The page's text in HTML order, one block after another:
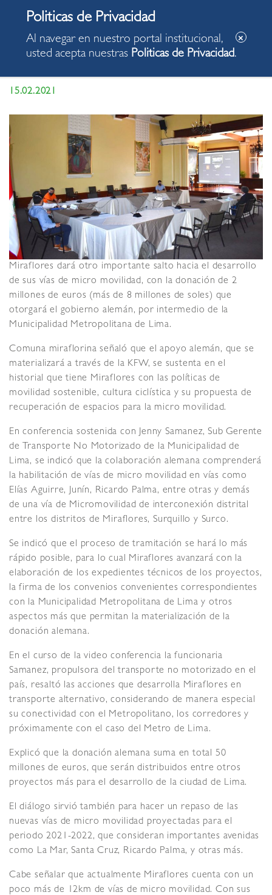
para nuevas vías de
micro movilidad en el
distrito
15.02.2021
Miraflores dará otro importante salto hacia el desarrollo
de sus vías de micro movilidad, con la donación de 2
millones de euros (más de 8 millones de soles) que
otorgará el gobierno alemán, por intermedio de la
Municipalidad Metropolitana de Lima.
Comuna miraflorina señaló que el apoyo alemán, que se
materializará a través de la KFW, se sustenta en el
historial que tiene Miraflores con las políticas de
movilidad sostenible, cultura ciclística y su propuesta de
recuperación de espacios para la micro movilidad.
En conferencia sostenida con Jenny Samanez, Sub Gerente
de Transporte No Motorizado de la Municipalidad de
Lima, se indicó que la colaboración alemana comprenderá
la habilitación de vías de micro movilidad en vías como
Elías Aguirre, Junín, Ricardo Palma, entre otras y demás
de una vía de Micromovilidad de interconexión distrital
entre los distritos de Miraflores, Surquillo y Surco.
Se indicó que el proceso de tramitación se hará lo más
rápido posible, para lo cual Miraflores avanzará con la
elaboración de los expedientes técnicos de los proyectos,
la firma de los convenios convenientes correspondientes
con la Municipalidad Metropolitana de Lima y otros
aspectos más que permitan la materialización de la
donación alemana.
En el curso de la video conferencia la funcionaria
Samanez, propulsora del transporte no motorizado en el
país, resaltó las acciones que desarrolla Miraflores en
transporte alternativo, considerando de manera especial
su conectividad con el Metropolitano, los corredores y
próximamente con el caso del Metro de Lima.
Explicó que la donación alemana suma en total 50
millones de euros, que serán distribuidos entre otros
proyectos más para el desarrollo de la ciudad de Lima.
El diálogo sirvió también para hacer un repaso de las
nuevas vías de micro movilidad proyectadas para el
periodo 2021-2022, que consideran importantes avenidas
como La Mar, Santa Cruz, Ricardo Palma, y otras más.
Cabe señalar que actualmente Miraflores cuenta con un
poco más de 12km de vías de micro movilidad. Con sus
Al navegar en nuestro portal institucional,
usted acepta nuestras Politicas de Privacidad.